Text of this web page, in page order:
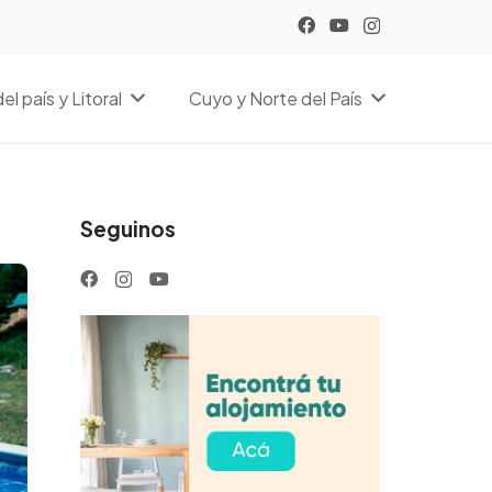
país y Litoral Cuyo y Norte del País
Seguinos